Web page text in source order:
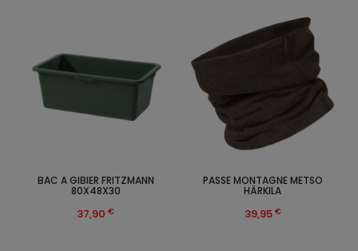
PASSE MONTAGNE METSO
HÄRKILA
39,95 €
BAC A GIBIER FRITZMANN
80X48X30
37,90 €